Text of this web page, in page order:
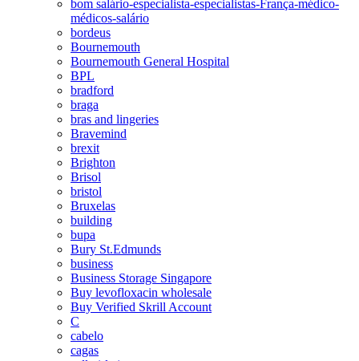
bom salário-especialista-especialistas-França-médico-
médicos-salário
bordeus
Bournemouth
Bournemouth General Hospital
BPL
bradford
braga
bras and lingeries
Bravemind
brexit
Brighton
Brisol
bristol
Bruxelas
building
bupa
Bury St.Edmunds
business
Business Storage Singapore
Buy levofloxacin wholesale
Buy Verified Skrill Account
C
cabelo
cagas